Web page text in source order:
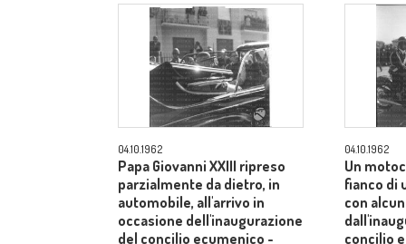
04.10.1962
Papa Giovanni XXIII ripreso
parzialmente da dietro, in
automobile, all'arrivo in
occasione dell'inaugurazione
del concilio ecumenico -
04.10.1962
Un
fianco di
con
concilio